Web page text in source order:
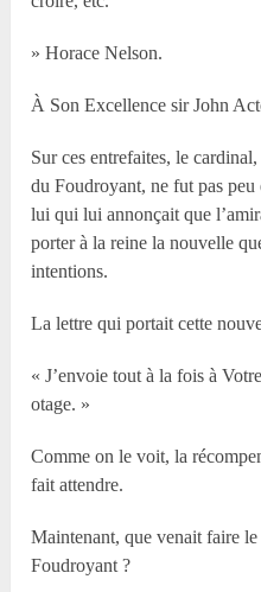
» Horace Nelson.
À Son Excellence sir John
Sur ces entrefaites, le
du Foudroyant, ne fut pas
lui qui lui annonçait que
porter à la reine la nouvelle
intentions.
La lettre qui portait cette
« J’envoie tout à la fois à
otage. »
Comme on le voit, la
fait attendre.
Maintenant, que venait faire
Foudroyant ?